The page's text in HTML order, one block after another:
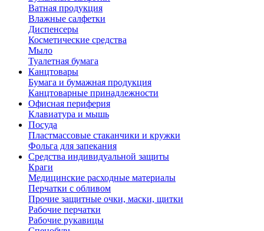
Ватная продукция
Влажные салфетки
Диспенсеры
Косметические средства
Мыло
Туалетная бумага
Канцтовары
Бумага и бумажная продукция
Канцтоварные принадлежности
Офисная периферия
Клавиатура и мышь
Посуда
Пластмассовые стаканчики и кружки
Фольга для запекания
Средства индивидуальной защиты
Краги
Медицинские расходные материалы
Перчатки с обливом
Прочие защитные очки, маски, щитки
Рабочие перчатки
Рабочие рукавицы